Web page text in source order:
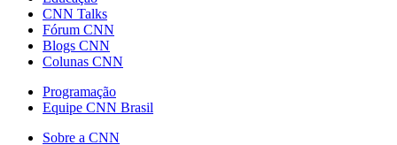
CNN Talks
Fórum CNN
Blogs CNN
Colunas CNN
Programação
Equipe CNN Brasil
Sobre a CNN